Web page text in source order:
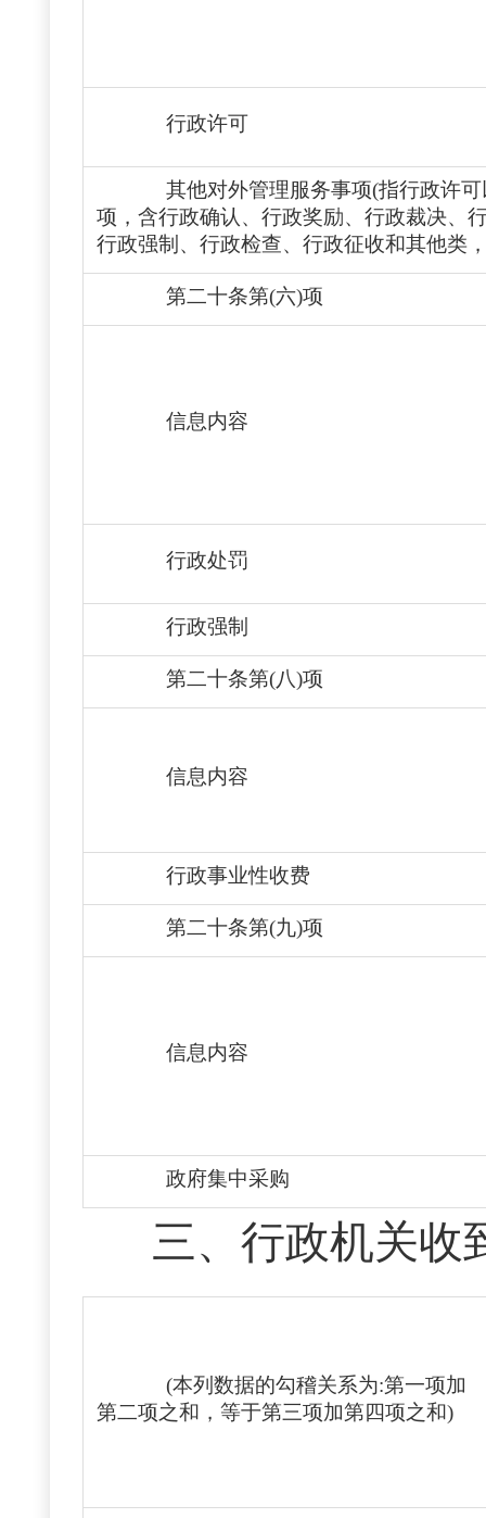
行政许可
其他对外管理服务事项(指行政许
项，含行政确认、行政奖励、行政裁决、
行政强制、行政检查、行政征收和其他类
第二十条第(六)项
信息内容
行政处罚
行政强制
第二十条第(八)项
信息内容
行政事业性收费
第二十条第(九)项
信息内容
政府集中采购
三、 行政机关收
(本列数据的勾稽关系为:第一项加
第二项之和，等于第三项加第四项之和)